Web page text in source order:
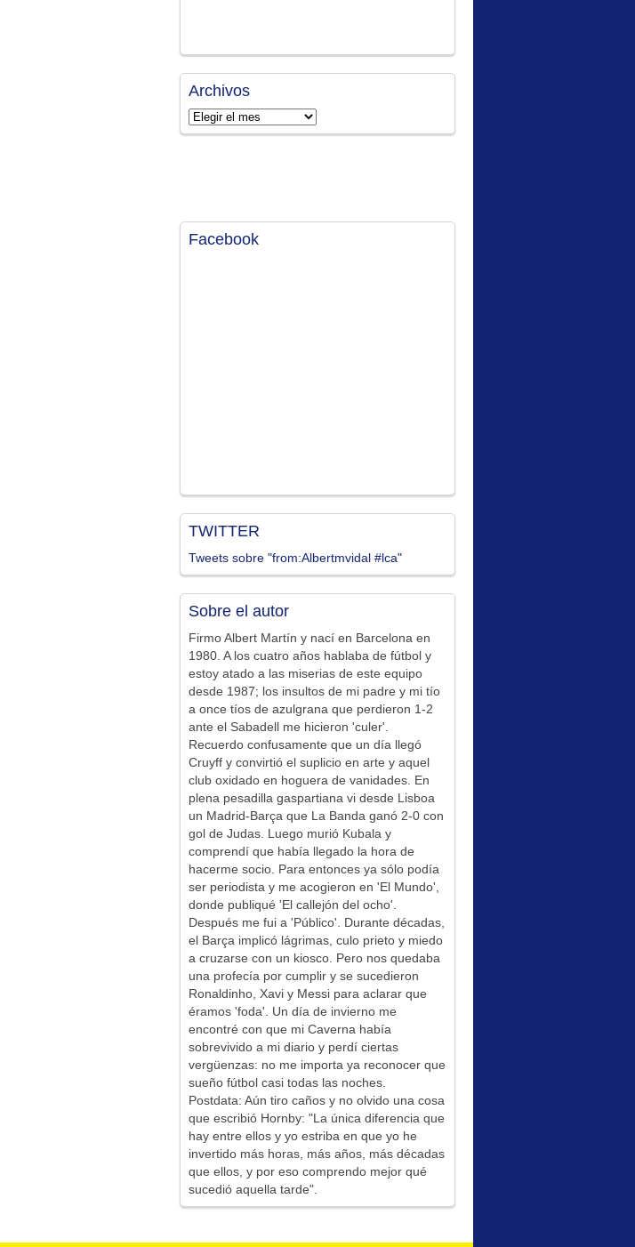
Archivos
Archivos
Facebook
TWITTER
Tweets sobre "from:Albertmvidal #lca"
Sobre el autor
Firmo Albert Martín y nací en Barcelona en
1980. A los cuatro años hablaba de fútbol y
estoy atado a las miserias de este equipo
desde 1987; los insultos de mi padre y mi tío
a once tíos de azulgrana que perdieron 1-2
ante el Sabadell me hicieron 'culer'.
Recuerdo confusamente que un día llegó
Cruyff y convirtió el suplicio en arte y aquel
club oxidado en hoguera de vanidades. En
plena pesadilla gaspartiana vi desde Lisboa
un Madrid-Barça que La Banda ganó 2-0 con
gol de Judas. Luego murió Kubala y
comprendí que había llegado la hora de
hacerme socio. Para entonces ya sólo podía
ser periodista y me acogieron en 'El Mundo',
donde publiqué 'El callejón del ocho'.
Después me fui a 'Público'. Durante décadas,
el Barça implicó lágrimas, culo prieto y miedo
a cruzarse con un kiosco. Pero nos quedaba
una profecía por cumplir y se sucedieron
Ronaldinho, Xavi y Messi para aclarar que
éramos 'foda'. Un día de invierno me
encontré con que mi Caverna había
sobrevivido a mi diario y perdí ciertas
vergüenzas: no me importa ya reconocer que
sueño fútbol casi todas las noches.
Postdata: Aún tiro caños y no olvido una cosa
que escribió Hornby: "La única diferencia que
hay entre ellos y yo estriba en que yo he
invertido más horas, más años, más décadas
que ellos, y por eso comprendo mejor qué
sucedió aquella tarde".